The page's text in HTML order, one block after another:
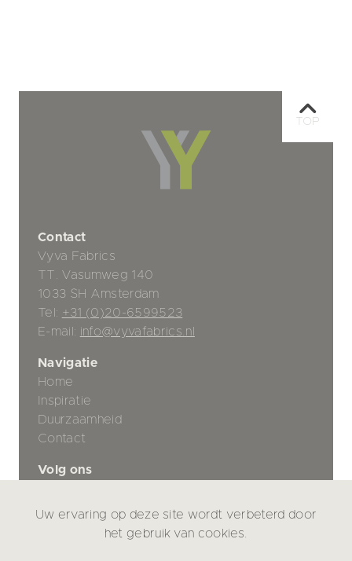
Contact
Vyva Fabrics
TT. Vasumweg 140
1033 SH Amsterdam
Tel: +31 (0)20-6599523
E-mail: info@vyvafabrics.nl
Navigatie
Home
Inspiratie
Duurzaamheid
Contact
Volg ons
Privacybeleid
TOP
Uw ervaring op deze site wordt verbeterd door
het gebruik van cookies.